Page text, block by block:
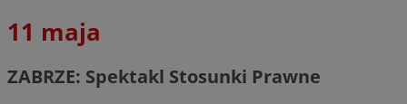
11 maja
ZABRZE: Spektakl Stosunki Prawne